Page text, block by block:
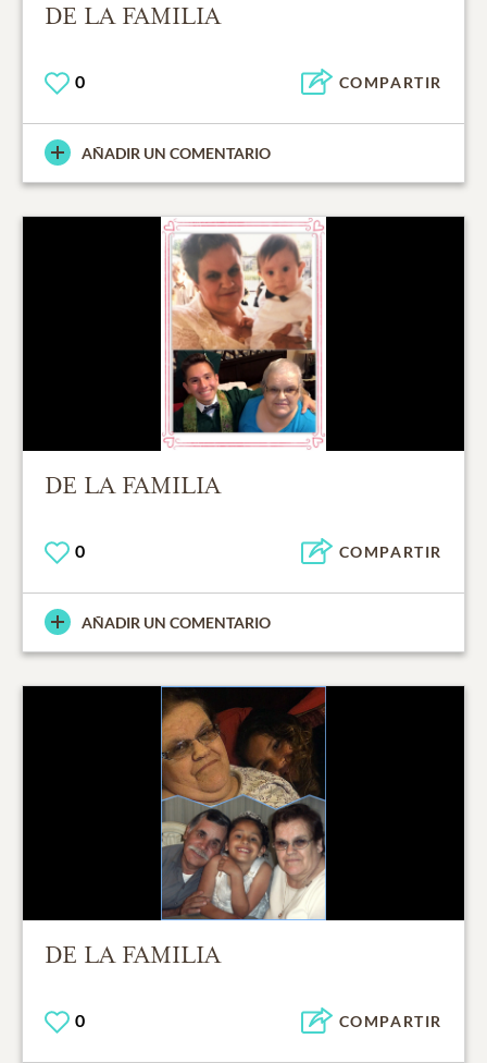
DE LA FAMILIA
0 COMPARTIR
AÑADIR UN COMENTARIO
DE LA FAMILIA
0 COMPARTIR
AÑADIR UN COMENTARIO
DE LA FAMILIA
0 COMPARTIR